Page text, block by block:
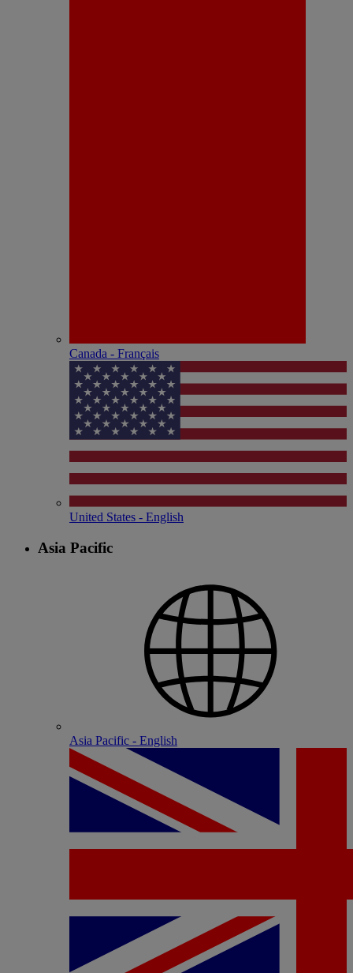
Canada - Français
United States - English
Asia Pacific
Asia Pacific - English